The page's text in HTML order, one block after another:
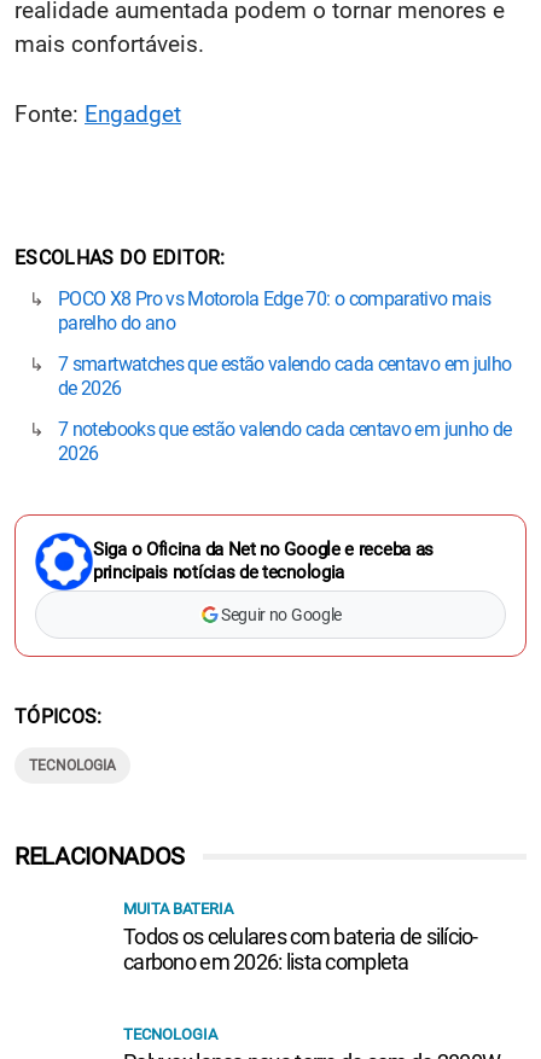
realidade aumentada podem o tornar menores e
mais confortáveis.
Fonte: Engadget
ESCOLHAS DO EDITOR
POCO X8 Pro vs Motorola Edge 70: o comparativo mais
parelho do ano
7 smartwatches que estão valendo cada centavo em julho
de 2026
7 notebooks que estão valendo cada centavo em junho de
2026
Siga o Oficina da Net no Google e receba as
principais notícias de tecnologia
Seguir no Google
TÓPICOS
TECNOLOGIA
RELACIONADOS
MUITA BATERIA
Todos os celulares com bateria de silício-
carbono em 2026: lista completa
TECNOLOGIA